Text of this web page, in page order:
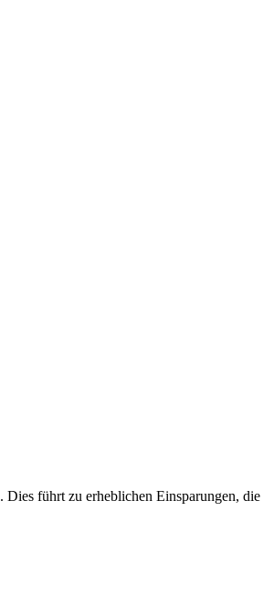
. Dies führt zu erheblichen Einsparungen, die